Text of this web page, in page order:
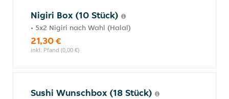
Nigiri Box (10 Stück)
• 5x2 Nigiri nach Wahl (Halal)
21,30 €
inkl. Pfand (0,00 €)
Sushi Wunschbox (18 Stück)